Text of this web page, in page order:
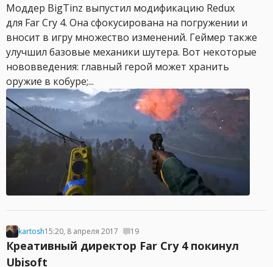
Моддер BigTinz выпустил модификацию Redux
для Far Cry 4. Она сфокусирована на погружении и
вносит в игру множество изменений. Геймер также
улучшил базовые механики шутера. Вот некоторые
нововведения: главный герой может хранить
оружие в кобуре;...
kartosh15:20, 8 апреля 2017 19
Креативный директор Far Cry 4 покинул
Ubisoft